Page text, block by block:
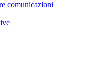
comunicazioni